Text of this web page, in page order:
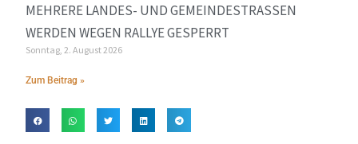
MEHRERE LANDES- UND GEMEINDESTRASSEN W
ERDEN WEGEN RALLYE GESPERRT
Sonntag, 2. August 2026
Zum Beitrag »